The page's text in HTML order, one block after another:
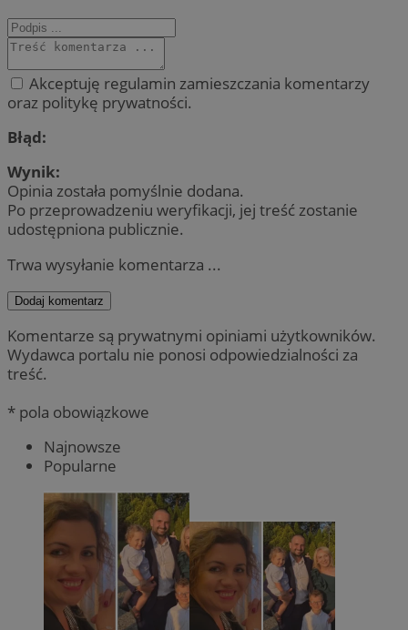
Akceptuję regulamin zamieszczania komentarzy
oraz politykę prywatności.
Błąd:
Wynik:
Opinia została pomyślnie dodana.
Po przeprowadzeniu weryfikacji, jej treść zostanie
udostępniona publicznie.
Trwa wysyłanie komentarza ...
Dodaj komentarz
Komentarze są prywatnymi opiniami użytkowników.
Wydawca portalu nie ponosi odpowiedzialności za
treść.
* pola obowiązkowe
Najnowsze
Popularne